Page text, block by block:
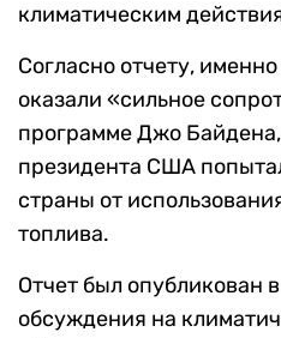
климатическим
Согласно отчету,
оказали «сильное
программе Джо
президента США
страны от
топлива.
Отчет был опубликован
обсуждения на